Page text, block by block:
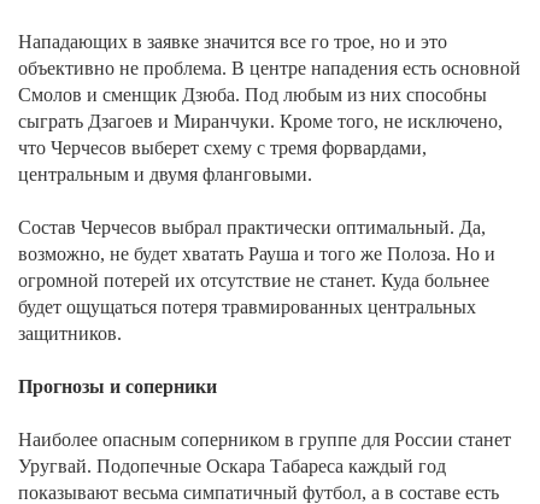
Нападающих в заявке значится все го трое, но и это
объективно не проблема. В центре нападения есть основной
Смолов и сменщик Дзюба. Под любым из них способны
сыграть Дзагоев и Миранчуки. Кроме того, не исключено,
что Черчесов выберет схему с тремя форвардами,
центральным и двумя фланговыми.
Состав Черчесов выбрал практически оптимальный. Да,
возможно, не будет хватать Рауша и того же Полоза. Но и
огромной потерей их отсутствие не станет. Куда больнее
будет ощущаться потеря травмированных центральных
защитников.
Прогнозы и соперники
Наиболее опасным соперником в группе для России станет
Уругвай. Подопечные Оскара Табареса каждый год
показывают весьма симпатичный футбол, а в составе есть